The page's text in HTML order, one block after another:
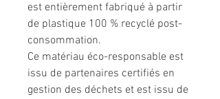
est entièrement fabriqué à partir
de plastique 100 % recyclé post-
consommation.
Ce matériau éco-responsable est
issu de partenaires certifiés en
gestion des déchets et est issu de